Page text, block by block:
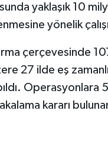
yaklaşık 10
yönelik
çerçevesinde
27 ilde eş
Operasyonlara
kararı